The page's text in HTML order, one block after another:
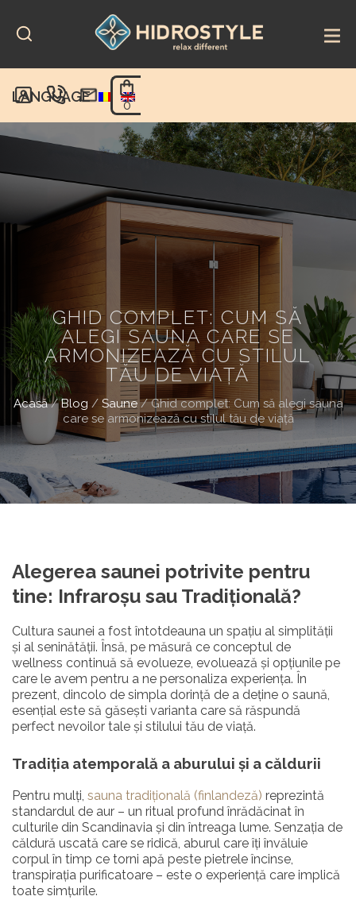
content
LANGUAGE
0
GHID COMPLET: CUM SĂ
ALEGI SAUNA CARE SE
ARMONIZEAZĂ CU STILUL
TĂU DE VIAȚĂ
Acasă/Blog / Saune/Ghid complet: Cum să alegi sauna
care se armonizează cu stilul tău de viață
Alegerea saunei potrivite pentru
tine: Infraroșu sau Tradițională?
Cultura saunei a fost întotdeauna un spațiu al simplității
și al seninătății. Însă, pe măsură ce conceptul de
wellness continuă să evolueze, evoluează și opțiunile pe
care le avem pentru a ne personaliza experiența. În
prezent, dincolo de simpla dorință de a deține o saună,
esențial este să găsești varianta care să răspundă
perfect nevoilor tale și stilului tău de viață.
Tradiția atemporală a aburului și a căldurii
Pentru mulți, sauna tradițională (finlandeză) reprezintă
standardul de aur – un ritual profund înrădăcinat în
culturile din Scandinavia și din întreaga lume. Senzația de
căldură uscată care se ridică, aburul care îți învăluie
corpul în timp ce torni apă peste pietrele încinse,
transpirația purificatoare – este o experiență care implică
toate simțurile.